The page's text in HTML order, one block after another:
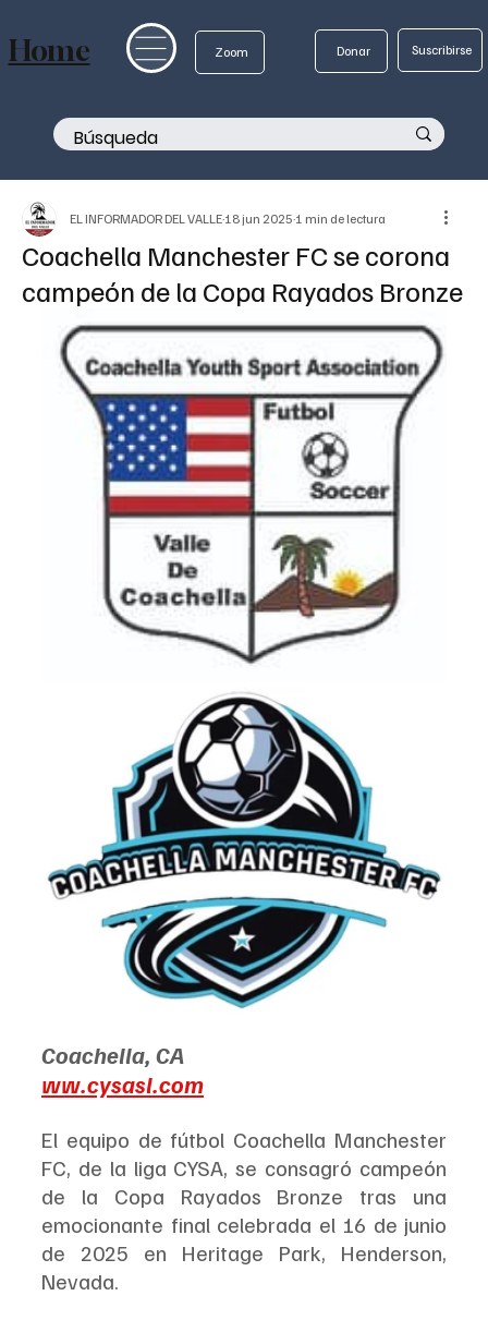
Zoom Donar Suscribirse
Home
Coachella Manchester FC se corona
campeón de la Copa Rayados Bronze
EL INFORMADOR DEL VALLE 18 jun 2025 1 min de lectura
Coachella, CA
ww.cysasl.com
El equipo de fútbol Coachella Manchester
FC, de la liga CYSA, se consagró campeón
de la Copa Rayados Bronze tras una
emocionante final celebrada el 16 de junio
de 2025 en Heritage Park, Henderson,
Nevada.